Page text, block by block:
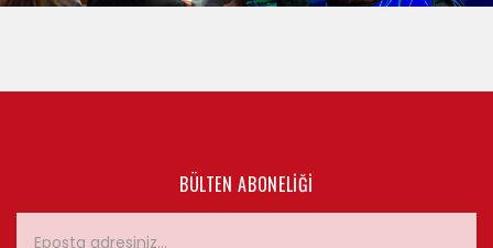
BÜLTEN ABONELIĞI